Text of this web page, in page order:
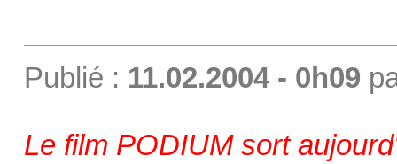
Publié : 11.02.2004 - 0h09
Le film PODIUM sort